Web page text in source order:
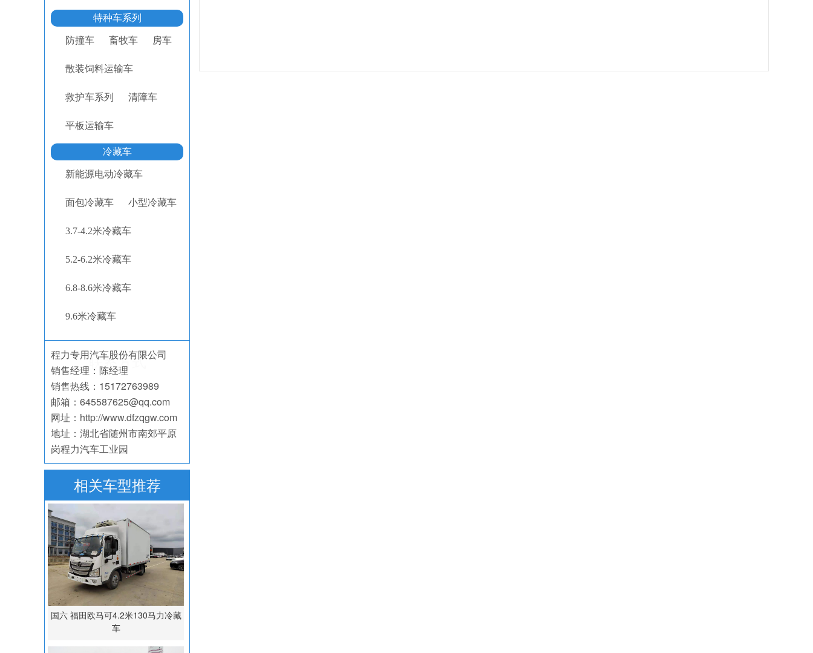
特种车系列
防撞车 畜牧车 房车
散装饲料运输车
救护车系列 清障车
平板运输车
冷藏车
新能源电动冷藏车
面包冷藏车 小型冷藏车
3.7-4.2米冷藏车
5.2-6.2米冷藏车
6.8-8.6米冷藏车
9.6米冷藏车
联系方式
程力专用汽车股份有限公司
销售经理：陈经理
销售热线：15172763989
邮箱：645587625@qq.com
网址：http://www.dfzqgw.com
地址：湖北省随州市南郊平原
岗程力汽车工业园
相关车型推荐
国六 福田欧马可4.2米130马力冷藏
车